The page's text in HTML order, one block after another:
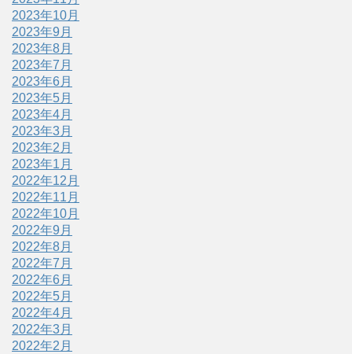
2023年10月
2023年9月
2023年8月
2023年7月
2023年6月
2023年5月
2023年4月
2023年3月
2023年2月
2023年1月
2022年12月
2022年11月
2022年10月
2022年9月
2022年8月
2022年7月
2022年6月
2022年5月
2022年4月
2022年3月
2022年2月